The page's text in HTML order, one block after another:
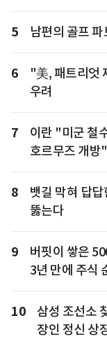
5 남편의 골프 파
6
"美, 패트리엇
우려
7
이란 "미군 철
호르무즈 개방"
8
뱃길 막혀 답
뚫는다
9
버핏이 쌓은
3년 만에 주식
10
삼성 조선소
장인 정신 상